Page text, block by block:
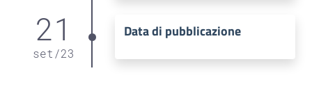
21
set /23
Data di pubblicazione